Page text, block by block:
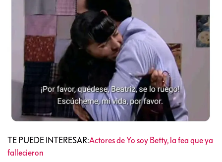
TE PUEDE INTERESAR:Actores de Yo soy Betty, la fea que ya
fallecieron